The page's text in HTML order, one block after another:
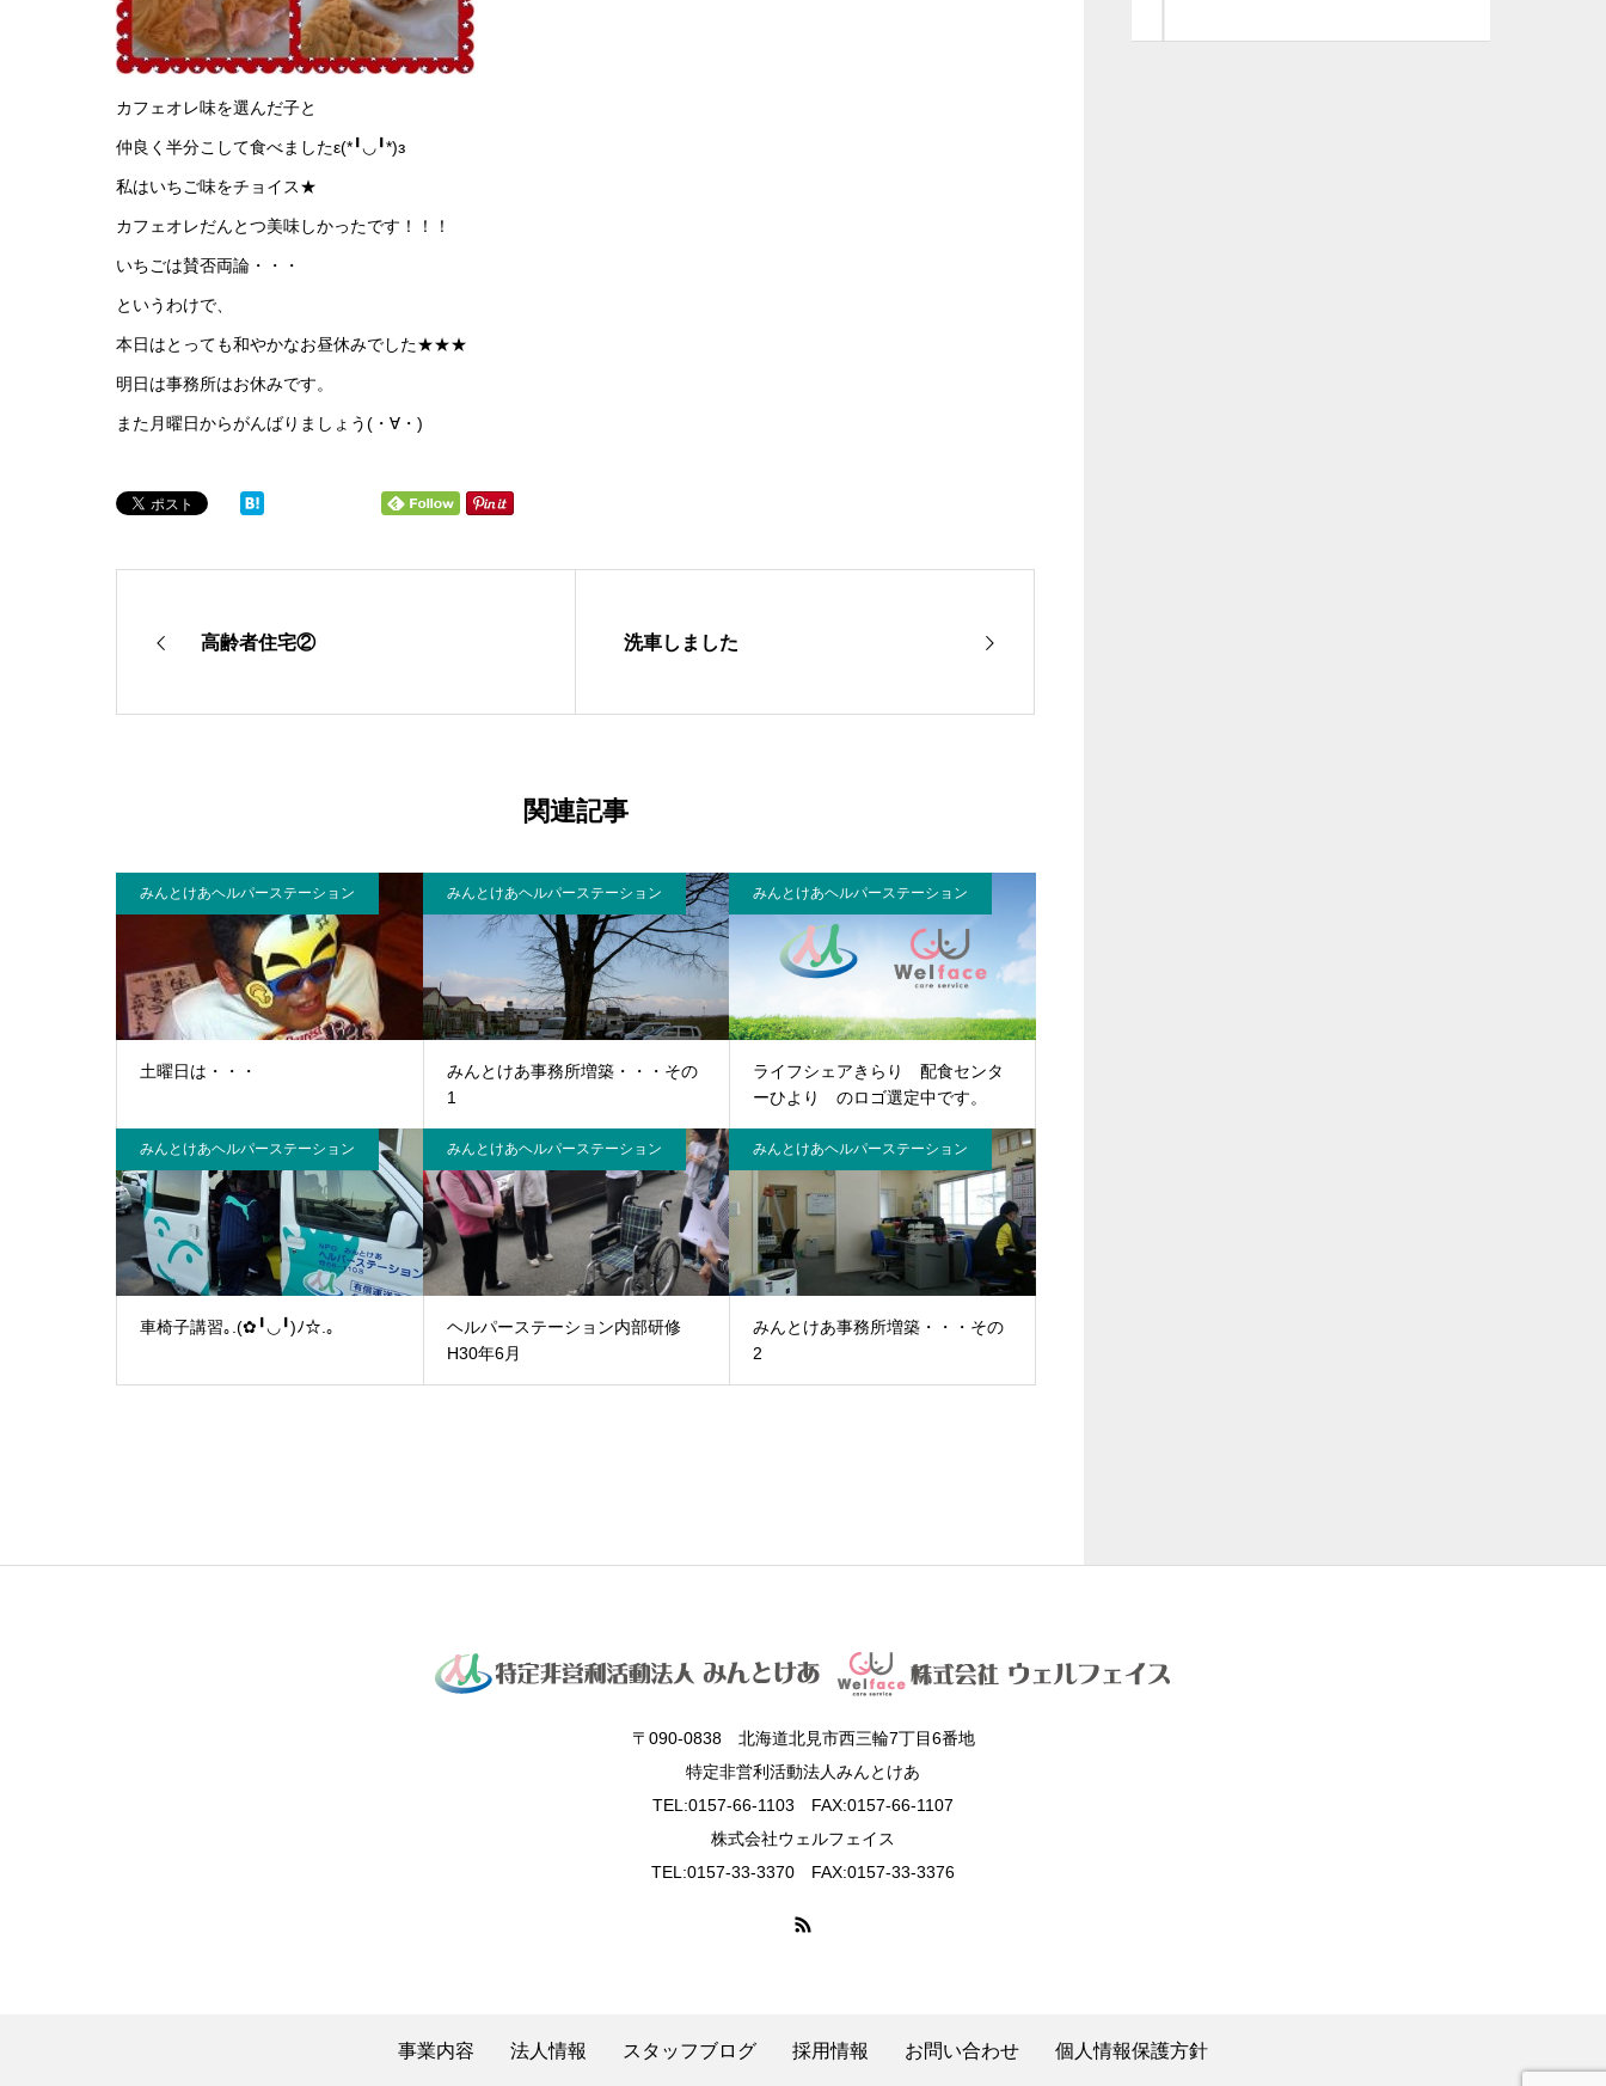
カフェオレ味を選んだ子と
仲良く半分こして食べましたε(*╹◡╹*)з
私はいちご味をチョイス★
カフェオレだんとつ美味しかったです！！！
いちごは賛否両論・・・
というわけで、
本日はとっても和やかなお昼休みでした★★★
明日は事務所はお休みです。
また月曜日からがんばりましょう(・∀・)
高齢者住宅② 洗車しました
関連記事
みんとけあヘルパーステーション
土曜日は・・・
みんとけあヘルパーステーション
みんとけあ事務所増築・・・その
1
みんとけあヘルパーステーション
ライフシェアきらり 配食センタ
ーひより のロゴ選定中です。
みんとけあヘルパーステーション
車椅子講習｡.(✿╹◡╹)ﾉ☆.｡
みんとけあヘルパーステーション
ヘルパーステーション内部研修
H30年6月
みんとけあヘルパーステーション
みんとけあ事務所増築・・・その
2
〒090-0838 北海道北見市西三輪7丁目6番地
特定非営利活動法人みんとけあ
TEL:0157-66-1103 FAX:0157-66-1107
株式会社ウェルフェイス
TEL:0157-33-3370 FAX:0157-33-3376
事業内容 法人情報 スタッフブログ 採用情報 お問い合わせ 個人情報保護方針